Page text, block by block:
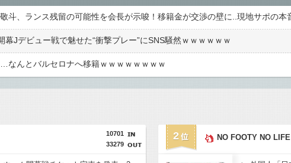
幕Jデビュー戦で魅せた“衝撃プレー”にSNS騒然ｗｗｗｗｗｗ
なんとバルセロナへ移籍ｗｗｗｗｗｗｗｗ
10701
33279
2 NO FOOTY NO LIFE